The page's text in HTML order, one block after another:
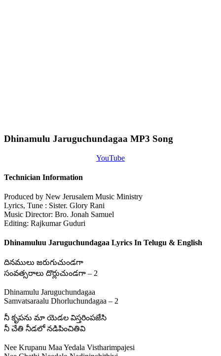
Dhinamulu Jaruguchundagaa MP3 Song
YouTube
Technician Information
Produced by New Jerusalem Music Ministry
Lyrics, Tune : Sister. Glory Rani
Music Director: Bro. Jonah Samuel
Editing: Rajkumar Guduri
Dhinamuluu Jaruguchundagaa Lyrics In Telugu & English
దినములు జరుగుచుండగా
సంవత్సరాలు దొర్లుచుండగా – 2
Dhinamulu Jaruguchundagaa
Samvatsaraalu Dhorluchundagaa – 2
నీ కృపను మా యెడల విస్తరింపజేసి
నీ చేతి నీడలో నడిపించితివి
Nee Krupanu Maa Yedala Vistharimpajesi